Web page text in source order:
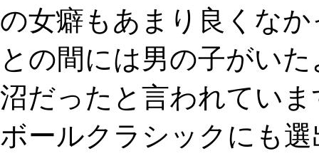
の女癖もあまり良くな
との間には男の子がい
沼だったと言われてい
ボールクラシックにも